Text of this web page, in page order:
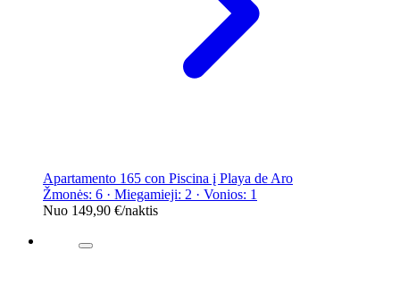
Apartamento 165 con Piscina į Playa de Aro
Žmonės: 6 · Miegamieji: 2 · Vonios: 1
Nuo 149,90 €/naktis